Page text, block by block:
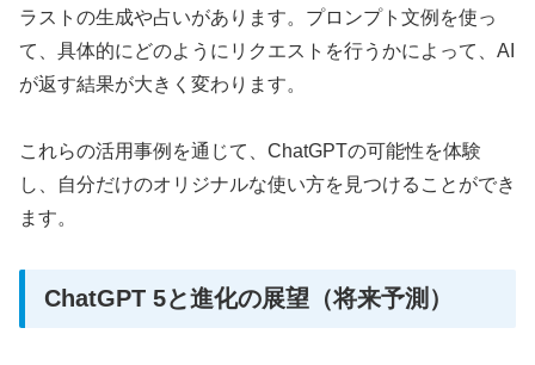
ラストの生成や占いがあります。プロンプト文例を使っ
て、具体的にどのようにリクエストを行うかによって、AI
が返す結果が大きく変わります。
これらの活用事例を通じて、ChatGPTの可能性を体験
し、自分だけのオリジナルな使い方を見つけることができ
ます。
ChatGPT 5と進化の展望（将来予測）